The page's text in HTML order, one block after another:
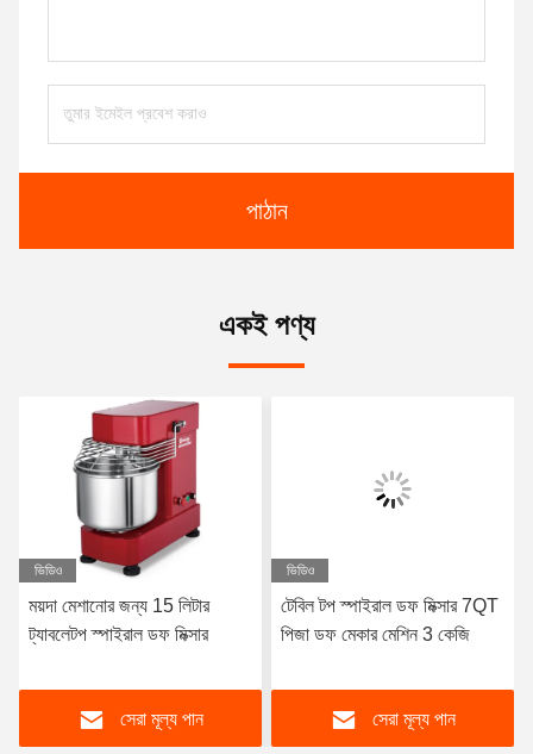
পাঠান
একই পণ্য
ভিডিও
ময়দা মেশানোর জন্য 15 লিটার
ট্যাবলেটপ স্পাইরাল ডফ মিক্সার
সেরা মূল্য পান
ভিডিও
টেবিল টপ স্পাইরাল ডফ মিক্সার 7QT
পিজা ডফ মেকার মেশিন 3 কেজি
সেরা মূল্য পান